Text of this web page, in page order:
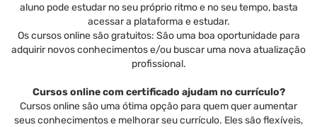
aluno pode estudar no seu próprio ritmo e no seu tempo, basta
acessar a plataforma e estudar.
Os cursos online são gratuitos: São uma boa oportunidade para
adquirir novos conhecimentos e/ou buscar uma nova atualização
profissional.
Cursos online com certificado ajudam no currículo?
Cursos online são uma ótima opção para quem quer aumentar
seus conhecimentos e melhorar seu currículo. Eles são flexíveis,